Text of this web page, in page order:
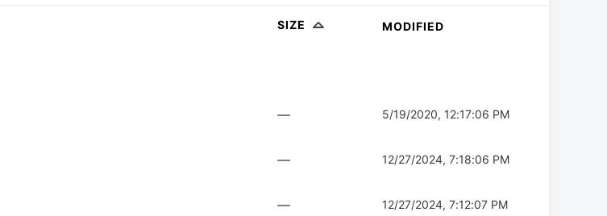
SIZE MODIFIED
— 5/19/2020, 12:17:06 PM
— 12/27/2024, 7:18:06 PM
— 12/27/2024, 7:12:07 PM